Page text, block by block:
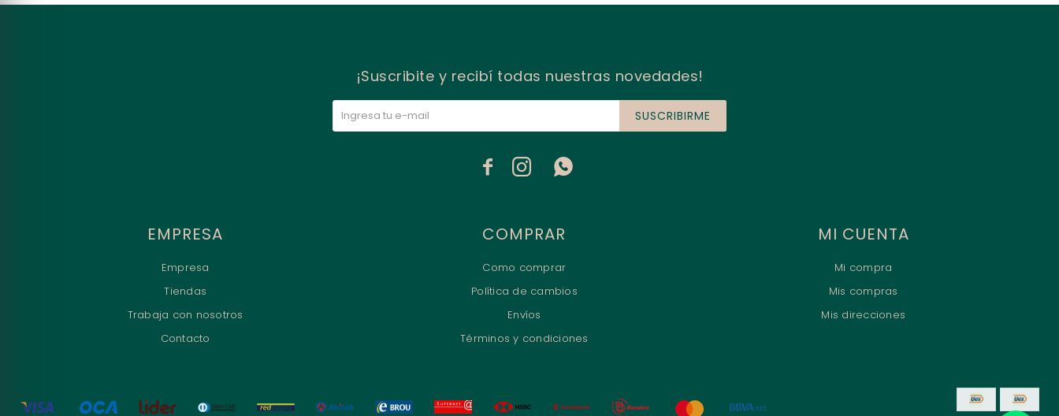
EMPRESA
Empresa
Tiendas
Trabaja con nosotros
Contacto
COMPRAR
Como comprar
Política de cambios
Envíos
Términos y condiciones
MI CUENTA
Mi compra
Mis compras
Mis direcciones
¡Suscribite y recibí todas nuestras novedades!
SUSCRIBIRME
  